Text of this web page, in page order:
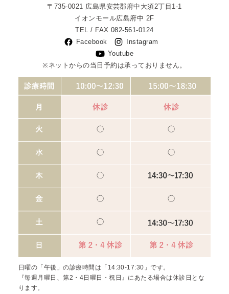
〒735-0021 広島県安芸郡府中大須2丁目1-1
イオンモール広島府中 2F
TEL / FAX082-561-0124
Facebook
Instagram
Youtube
※ネットからの当日予約は承っておりません。
日曜の「午後」の診療時間は「14:30-17:30」です。
『毎週月曜日、第2・4日曜日・祝日』にあたる場合は休診日とな
ります。